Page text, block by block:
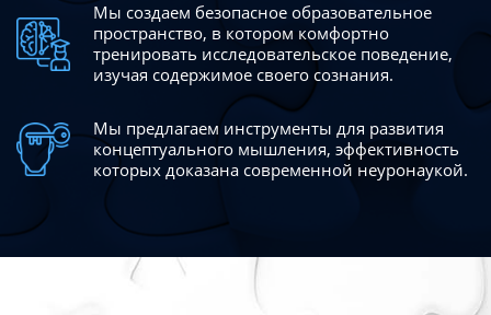
Мы создаем безопасное образовательное
пространство, в котором комфортно
тренировать исследовательское поведение,
изучая содержимое своего сознания.
Мы предлагаем инструменты для развития
концептуального мышления, эффективность
которых доказана современной неуронаукой.